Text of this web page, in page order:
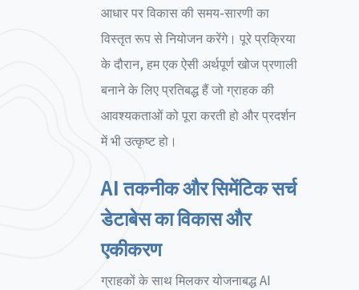
आधार पर विकास की समय-सारणी का
विस्तृत रूप से नियोजन करेंगे। पूरे प्रक्रिया
के दौरान, हम एक ऐसी अर्थपूर्ण खोज प्रणाली
बनाने के लिए प्रतिबद्ध हैं जो ग्राहक की
आवश्यकताओं को पूरा करती हो और प्रदर्शन
में भी उत्कृष्ट हो।
AI तकनीक और सिमेंटिक सर्च
डेटाबेस का विकास और
एकीकरण
ग्राहकों के साथ मिलकर योजनाबद्ध AI